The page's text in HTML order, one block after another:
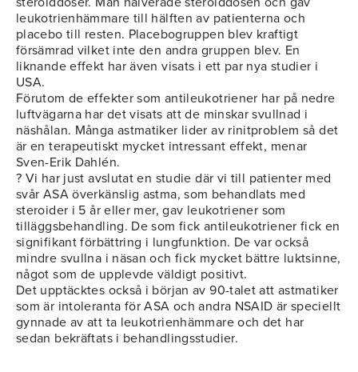
leukotrienhämmare till hälften av patienterna och
placebo till resten. Placebogruppen blev kraftigt
försämrad vilket inte den andra gruppen blev. En
liknande effekt har även visats i ett par nya studier i
USA.
Förutom de effekter som antileukotriener har på nedre
luftvägarna har det visats att de minskar svullnad i
näshålan. Många astmatiker lider av rinitproblem så det
är en terapeutiskt mycket intressant effekt, menar
Sven-Erik Dahlén.
? Vi har just avslutat en studie där vi till patienter med
svår ASA överkänslig astma, som behandlats med
steroider i 5 år eller mer, gav leukotriener som
tilläggsbehandling. De som fick antileukotriener fick en
signifikant förbättring i lungfunktion. De var också
mindre svullna i näsan och fick mycket bättre luktsinne,
något som de upplevde väldigt positivt.
Det upptäcktes också i början av 90-talet att astmatiker
som är intoleranta för ASA och andra NSAID är speciellt
gynnade av att ta leukotrienhämmare och det har
sedan bekräftats i behandlingsstudier.